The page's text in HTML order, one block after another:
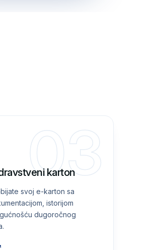
03
karton
svoj e-karton sa
istorijom
dugoročnog